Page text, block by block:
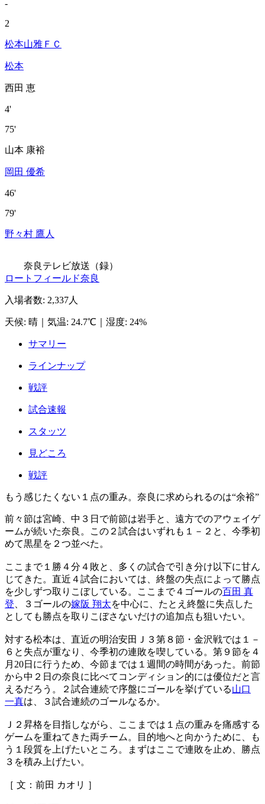
-
2
松本山雅ＦＣ
松本
西田 恵
4'
75'
山本 康裕
岡田 優希
46'
79'
野々村 鷹人
奈良テレビ放送（録）
ロートフィールド奈良
入場者数: 2,337人
天候: 晴 気温: 24.7℃ 湿度: 24%
サマリー
ラインナップ
戦評
試合速報
スタッツ
見どころ
戦評
もう感じたくない１点の重み。奈良に求められるのは“余裕”
前々節は宮崎、中３日で前節は岩手と、遠方でのアウェイゲ
ームが続いた奈良。この２試合はいずれも１－２と、今季初
めて黒星を２つ並べた。
ここまで１勝４分４敗と、多くの試合で引き分け以下に甘ん
じてきた。直近４試合においては、終盤の失点によって勝点
を少しずつ取りこぼしている。ここまで４ゴールの百田 真
登 、３ゴールの嫁阪 翔太を中心に、たとえ終盤に失点した
としても勝点を取りこぼさないだけの追加点も狙いたい。
対する松本は、直近の明治安田Ｊ３第８節・金沢戦では１－
６と失点が重なり、今季初の連敗を喫している。第９節を４
月20日に行うため、今節までは１週間の時間があった。前節
から中２日の奈良に比べてコンディション的には優位だと言
えるだろう。２試合連続で序盤にゴールを挙げている山口
一真は、３試合連続のゴールなるか。
Ｊ２昇格を目指しながら、ここまでは１点の重みを痛感する
ゲームを重ねてきた両チーム。目的地へと向かうために、も
う１段質を上げたいところ。まずはここで連敗を止め、勝点
３を積み上げたい。
［ 文：前田 カオリ ］